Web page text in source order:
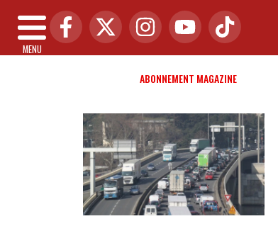
MENU
ABONNEMENT MAGAZINE